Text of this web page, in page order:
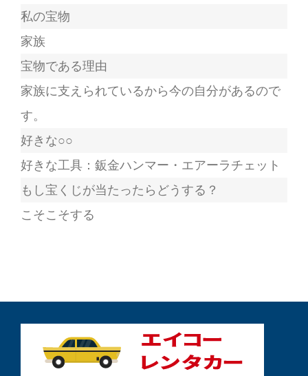
私の宝物
家族
宝物である理由
家族に支えられているから今の自分があるので
す。
好きな○○
好きな工具：鈑金ハンマー・エアーラチェット
もし宝くじが当たったらどうする？
こそこそする